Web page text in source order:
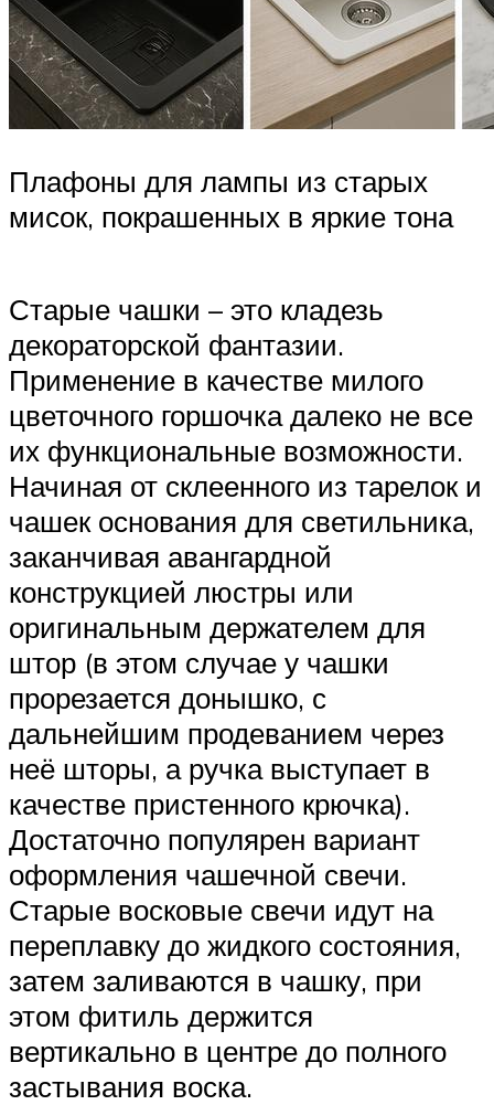
Плафоны для лампы из старых
мисок, покрашенных в яркие тона
Старые чашки – это кладезь
декораторской фантазии.
Применение в качестве милого
цветочного горшочка далеко не все
их функциональные возможности.
Начиная от склеенного из тарелок и
чашек основания для светильника,
заканчивая авангардной
конструкцией люстры или
оригинальным держателем для
штор (в этом случае у чашки
прорезается донышко, с
дальнейшим продеванием через
неё шторы, а ручка выступает в
качестве пристенного крючка).
Достаточно популярен вариант
оформления чашечной свечи.
Старые восковые свечи идут на
переплавку до жидкого состояния,
затем заливаются в чашку, при
этом фитиль держится
вертикально в центре до полного
застывания воска.